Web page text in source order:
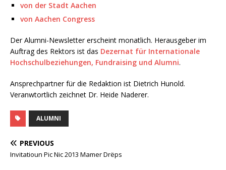
von der Stadt Aachen
von Aachen Congress
Der Alumni-Newsletter erscheint monatlich. Herausgeber im
Auftrag des Rektors ist das Dezernat für Internationale
Hochschulbeziehungen, Fundraising und Alumni.
Ansprechpartner für die Redaktion ist Dietrich Hunold.
Veranwtortlich zeichnet Dr. Heide Naderer.
ALUMNI
PREVIOUS
Invitatioun Pic Nic 2013 Mamer Drëps